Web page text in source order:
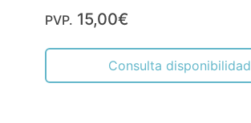
PVP. 15,00€
Consulta disponibilidad